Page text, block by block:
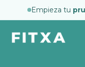
Empieza tu